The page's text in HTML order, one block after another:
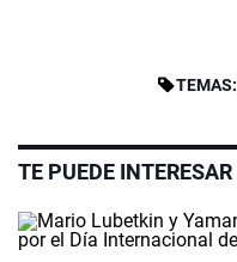
TEMAS:
TE PUEDE INTERESAR